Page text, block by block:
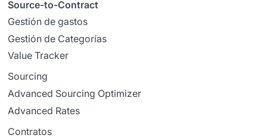
Source-to-Contract
Gestión de gastos
Gestión de Categorías
Value Tracker
Sourcing
Advanced Sourcing Optimizer
Advanced Rates
Contratos